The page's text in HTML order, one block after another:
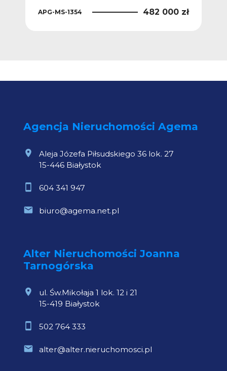
APG-MS-1354 482 000 zł
Agencja Nieruchomości Agema
Aleja Józefa Piłsudskiego 36 lok. 27
15-446 Białystok
604 341 947
biuro@agema.net.pl
Alter Nieruchomości Joanna
Tarnogórska
ul. Św.Mikołaja 1 lok. 12 i 21
15-419 Białystok
502 764 333
alter@alter.nieruchomosci.pl